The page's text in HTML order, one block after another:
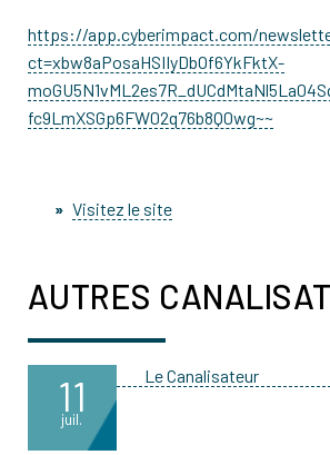
https://app.cyberimpact.com/
ct=xbw8aPosaHSIIyDbOf6YkFktX-
fc9LmXSGp6FW02q76b8Q0wg~~
Visitez le site
AUTRES
11
juil.
Le Canalisateur